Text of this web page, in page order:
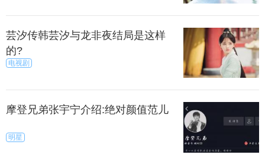
芸汐传韩芸汐与龙非夜结局是这样
的?
电视剧
摩登兄弟张宇宁介绍:绝对颜值范儿
明星